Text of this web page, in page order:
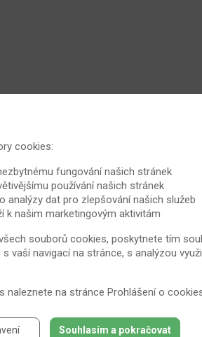
cookies:
fungování našich stránek
používání našich stránek
analýzy dat pro zlepšování našich služeb
k našim marketingovým aktivitám
souborů cookies, poskytnete tím
vaší navigací na stránce, s analýzou
naleznete na stránce Prohlášení o
Souhlasím a pokračovat